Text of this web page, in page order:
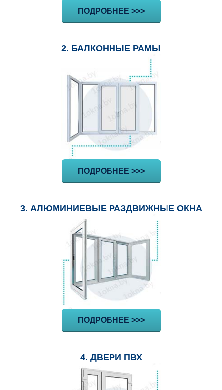
ПОДРОБНЕЕ >>>
2. БАЛКОННЫЕ РАМЫ
ПОДРОБНЕЕ >>>
3. АЛЮМИНИЕВЫЕ РАЗДВИЖНЫЕ ОКНА
ПОДРОБНЕЕ >>>
4. ДВЕРИ ПВХ